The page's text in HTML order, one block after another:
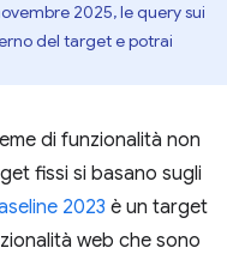
2025, le query sui
del target e potrai
di funzionalità non
fissi si basano sugli
2023 è un target
web che sono